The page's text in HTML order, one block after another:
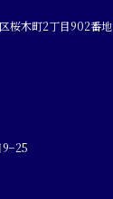
桜木町2丁目902番地
9−25